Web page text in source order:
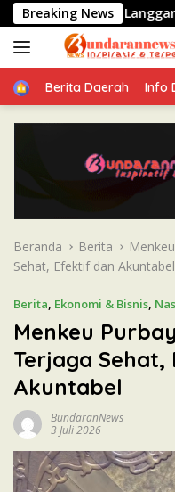
a
g
u
Breaking News
jika Langgar
HomeBerita Daerah Info
Beranda Berita
Sehat, Efektif dan Akuntabel
Berita, Ekonomi & Bisnis,
Menkeu
Terjaga
Akuntabel
BundaranNews
3 Juli 2026